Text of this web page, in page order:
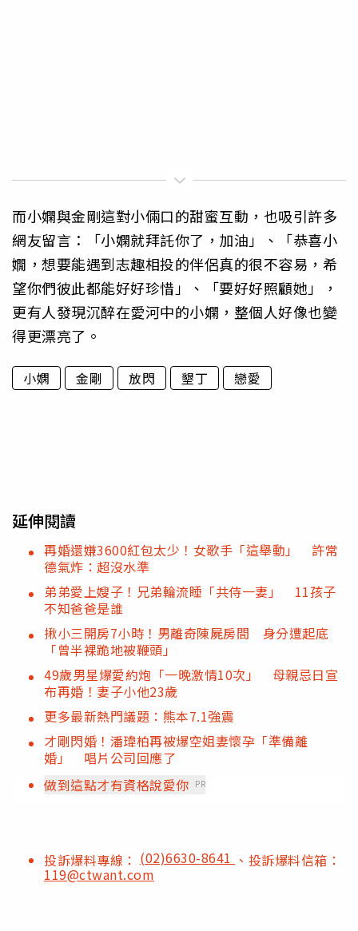
而小嫻與金剛這對小倆口的甜蜜互動，也吸引許多
網友留言：「小嫻就拜託你了，加油」、「恭喜小
嫺，想要能遇到志趣相投的伴侶真的很不容易，希
望你們彼此都能好好珍惜」、「要好好照顧她」，
更有人發現沉醉在愛河中的小嫻，整個人好像也變
得更漂亮了。
小嫻 金剛 放閃 墾丁 戀愛
延伸閱讀
再婚還嫌3600紅包太少！女歌手「這舉動」 許常
德氣炸：超沒水準
弟弟愛上嫂子！兄弟輪流睡「共侍一妻」 11孩子
不知爸爸是誰
揪小三開房7小時！男離奇陳屍房間 身分遭起底
「曾半裸跪地被鞭頭」
49歲男星爆愛約炮「一晚激情10次」 母親忌日宣
布再婚！妻子小他23歲
更多最新熱門議題：熊本7.1強震
才剛閃婚！潘瑋柏再被爆空姐妻懷孕「準備離
婚」 唱片公司回應了
做到這點才有資格說愛你 PR
投訴爆料專線： (02)6630-8641 、投訴爆料信箱：
119@ctwant.com